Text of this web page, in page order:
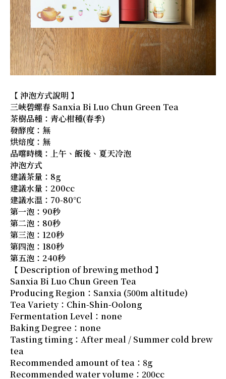
【 沖泡方式說明 】
三峽碧螺春 Sanxia Bi Luo Chun Green Tea
茶樹品種：青心柑種(春季)
發酵度：無
烘焙度：無
品嚐時機：上午、飯後、夏天冷泡
沖泡方式
建議茶量：8g
建議水量：200cc
建議水溫：70-80℃
第一泡：90秒
第二泡：80秒
第三泡：120秒
第四泡：180秒
第五泡：240秒
【 Description of brewing method 】
Sanxia Bi Luo Chun Green Tea
Producing Region：Sanxia (500m altitude)
Tea Variety：Chin-Shin-Oolong
Fermentation Level：none
Baking Degree：none
Tasting timing：After meal / Summer cold brew
tea
Recommended amount of tea：8g
Recommended water volume：200cc